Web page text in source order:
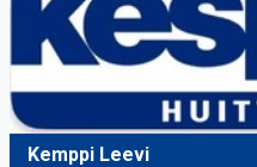
Kemppi Leevi